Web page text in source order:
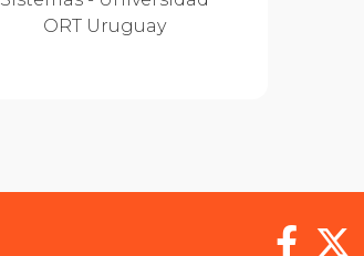
ORT Uruguay